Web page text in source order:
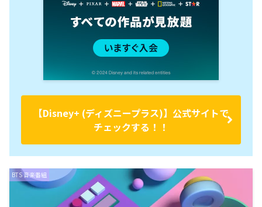
【Disney+ (ディズニープラス)】公式サイトで
チェックする！！
BTS 音楽番組